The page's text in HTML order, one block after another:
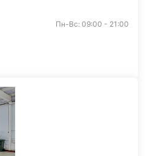
Пн-Вс: 09:00 - 21:00